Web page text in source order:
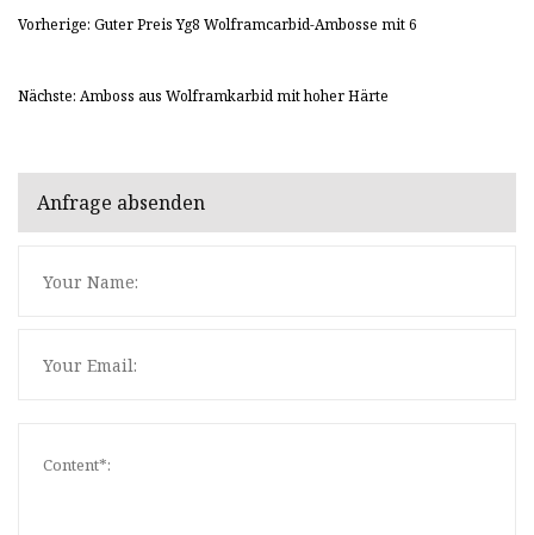
Vorherige: Guter Preis Yg8 Wolframcarbid-Ambosse mit 6
Nächste: Amboss aus Wolframkarbid mit hoher Härte
Anfrage absenden